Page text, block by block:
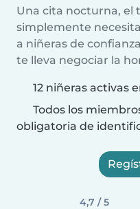
Una cita nocturna, el
simplemente
a niñeras de
te lleva negociar la
12 niñeras activas
Todos los
obligatoria de
4,7 / 5